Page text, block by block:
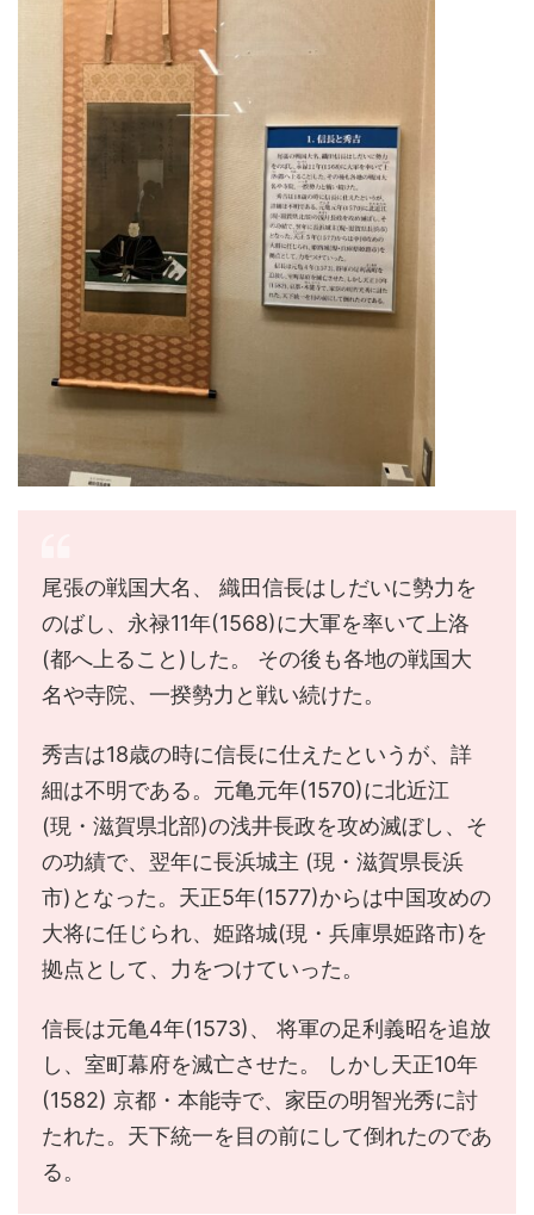
尾張の戦国大名、 織田信長はしだいに勢力を
のばし、永禄11年(1568)に大軍を率いて上洛
(都へ上ること)した。 その後も各地の戦国大
名や寺院、一揆勢力と戦い続けた。
秀吉は18歳の時に信長に仕えたというが、詳
細は不明である。元亀元年(1570)に北近江
(現・滋賀県北部)の浅井長政を攻め滅ぼし、そ
の功績で、翌年に長浜城主 (現・滋賀県長浜
市)となった。天正5年(1577)からは中国攻めの
大将に任じられ、姫路城(現・兵庫県姫路市)を
拠点として、力をつけていった。
信長は元亀4年(1573)、 将軍の足利義昭を追放
し、室町幕府を滅亡させた。 しかし天正10年
(1582) 京都・本能寺で、家臣の明智光秀に討
たれた。天下統一を目の前にして倒れたのであ
る。